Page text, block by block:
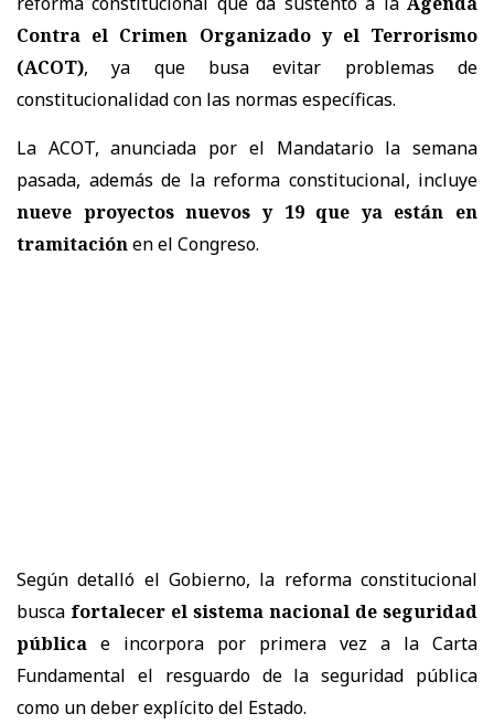
Contra el Crimen Organizado y el Terrorismo
(ACOT), ya que busa evitar problemas de
constitucionalidad con las normas específicas.
La ACOT, anunciada por el Mandatario la semana
pasada, además de la reforma constitucional, incluye
nueve proyectos nuevos y 19 que ya están en
tramitaciónen el Congreso.
Según detalló el Gobierno, la reforma constitucional
busca fortalecer el sistema nacional de seguridad
pública e incorpora por primera vez a la Carta
Fundamental el resguardo de la seguridad pública
como un deber explícito del Estado.